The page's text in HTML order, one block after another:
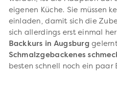
eigenen Küche. Sie müssen
einladen, damit sich die
sich allerdings erst einmal
Backkurs in Augsburg
Schmalzgebackenes
besten schnell noch ein paar